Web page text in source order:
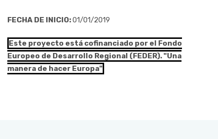
FECHA DE INICIO:01/01/2019
Este proyecto está cofinanciado por el Fondo
Europeo de Desarrollo Regional (FEDER). "Una
manera de hacer Europa"